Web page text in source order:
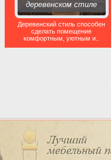
деревенском стиле
Деревенский стиль способен
сделать помещение
комфортным, уютным и..